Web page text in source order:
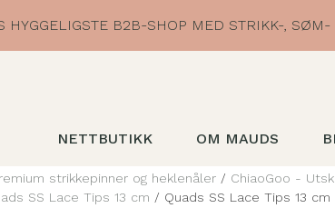
HYGGELIGSTE B2B-SHOP MED STRIKK-, SØM-
NETTBUTIKK OM MAUDS
strikkepinner og heklenåler / ChiaoGoo -
SS Lace Tips 13 cm / Quads SS Lace Tips 13 cm